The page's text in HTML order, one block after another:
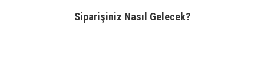
Siparişiniz Nasıl Gelecek?